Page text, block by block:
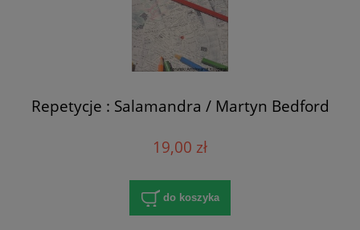
Repetycje : Salamandra / Martyn Bedford
19,00 zł
do koszyka